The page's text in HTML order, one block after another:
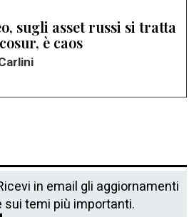
sugli asset russi si tratta
è caos
in email gli aggiornamenti
temi più importanti.